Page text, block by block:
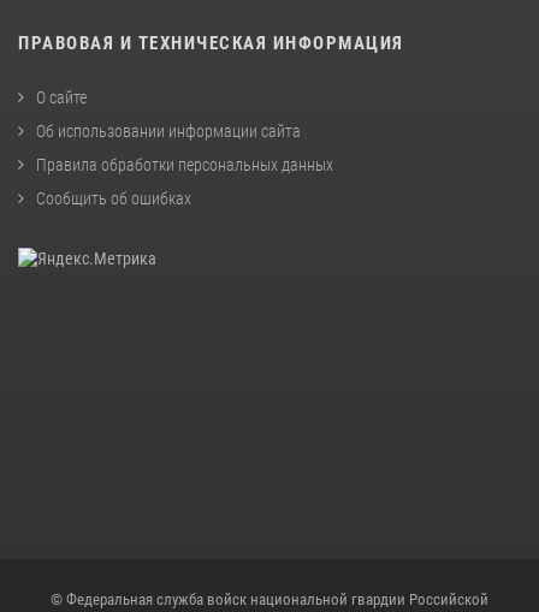
ПРАВОВАЯ И ТЕХНИЧЕСКАЯ ИНФОРМАЦИЯ
О сайте
Об использовании информации сайта
Правила обработки персональных данных
Сообщить об ошибках
© Федеральная служба войск национальной гвардии Российской